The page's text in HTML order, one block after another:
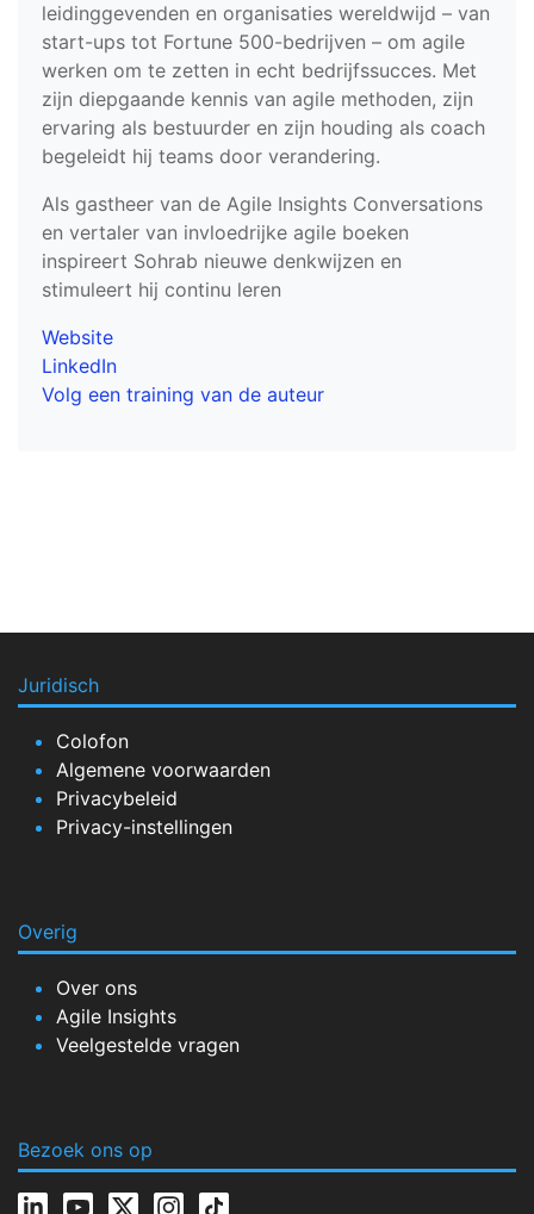
leidinggevenden en organisaties wereldwijd – van
start-ups tot Fortune 500-bedrijven – om agile
werken om te zetten in echt bedrijfssucces. Met
zijn diepgaande kennis van agile methoden, zijn
ervaring als bestuurder en zijn houding als coach
begeleidt hij teams door verandering.
Als gastheer van de Agile Insights Conversations
en vertaler van invloedrijke agile boeken
inspireert Sohrab nieuwe denkwijzen en
stimuleert hij continu leren
Website
LinkedIn
Volg een training van de auteur
Juridisch
Colofon
Algemene voorwaarden
Privacybeleid
Privacy-instellingen
Overig
Over ons
Agile Insights
Veelgestelde vragen
Bezoek ons op